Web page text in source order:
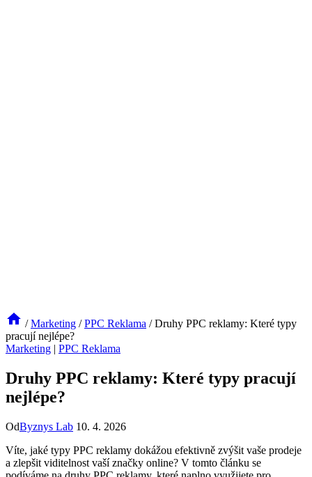
/ Marketing / PPC Reklama / Druhy PPC reklamy: Které typy
pracují nejlépe?
Marketing | PPC Reklama
Druhy PPC reklamy: Které typy pracují
nejlépe?
OdByznys Lab 10. 4. 2026
Víte, jaké typy PPC reklamy dokážou efektivně zvýšit vaše prodeje
a zlepšit viditelnost vaší značky online? V tomto článku se